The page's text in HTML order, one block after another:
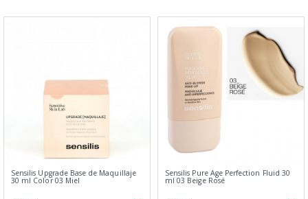
Sensilis Upgrade Base de Maquillaje
30 ml Color 03 Miel
Sensilis Pure Age Perfection Fluid 30
ml 03 Beige Rosé